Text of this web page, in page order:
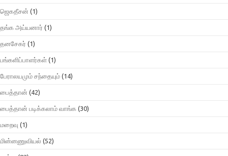
ஜெகதீசன் (1)
தங்க அய்யனார் (1)
தனசேகர் (1)
பங்களிப்பாளர்கள் (1)
பேராலயமும் சந்தையும் (14)
பைத்தான் (42)
பைத்தான் படிக்கலாம் வாங்க (30)
மறைவு (1)
மின்னணுவியல் (52)